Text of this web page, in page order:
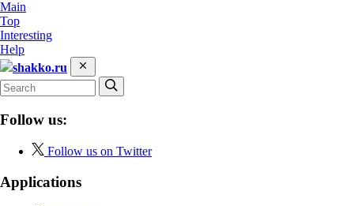
Main
Top
Interesting
Help
shakko.ru
Follow us:
Follow us on Twitter
Applications